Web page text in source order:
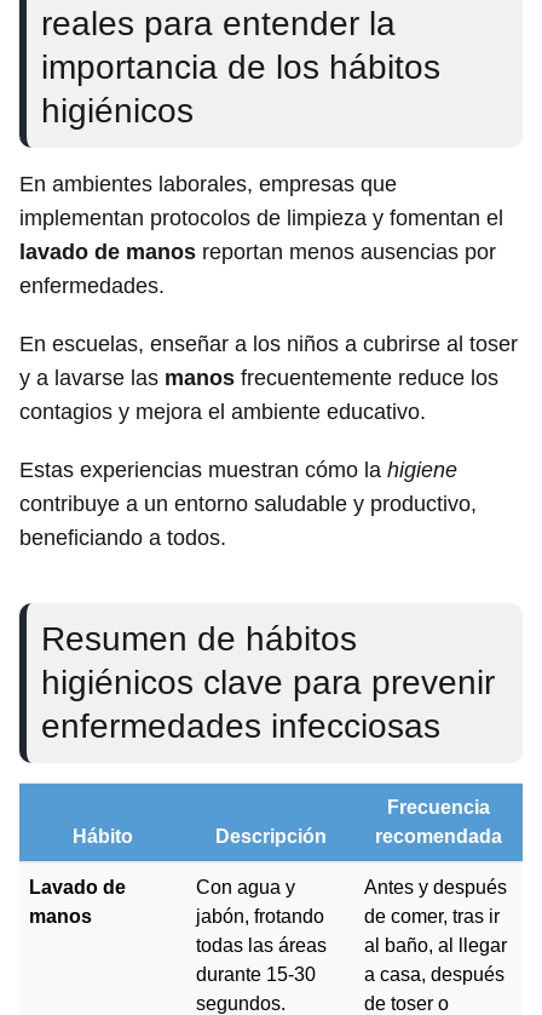
reales para entender la
importancia de los hábitos
higiénicos
En ambientes laborales, empresas que
implementan protocolos de limpieza y fomentan el
lavado de manos reportan menos ausencias por
enfermedades.
En escuelas, enseñar a los niños a cubrirse al toser
y a lavarse las manos frecuentemente reduce los
contagios y mejora el ambiente educativo.
Estas experiencias muestran cómo la higiene
contribuye a un entorno saludable y productivo,
beneficiando a todos.
Resumen de hábitos
higiénicos clave para prevenir
enfermedades infecciosas
Hábito Descripción
Frecuencia
recomendada
Lavado de
manos
Con agua y
jabón, frotando
todas las áreas
durante 15-30
segundos.
Antes y después
de comer, tras ir
al baño, al llegar
a casa, después
de toser o